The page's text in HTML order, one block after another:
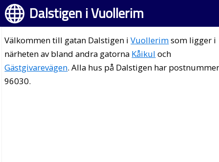
Dalstigen i Vuollerim
Välkommen till gatan Dalstigen iVuollerimsom ligger i
närheten av bland andra gatorna Kåikul och
Gästgivarevägen. Alla hus på Dalstigen har
96030.